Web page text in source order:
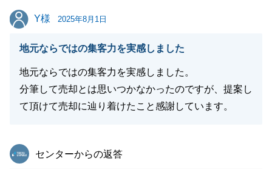
Y様
Y様 2025年8月1日
地元ならではの集客力を実感しました
地元ならではの集客力を実感しました。
分筆して売却とは思いつかなかったのですが、提案し
て頂けて売却に辿り着けたこと感謝しています。
東急リバブル
センターからの返答